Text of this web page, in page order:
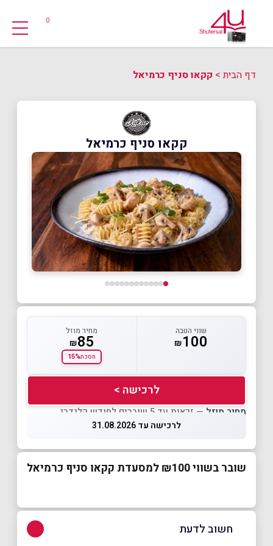
0
דף הבית> קקאו סניף כרמיאל
קקאו סניף כרמיאל
שווי הטבה
₪100
מחיר מוזל
₪85
חסכת15%
לרכישה >
מחיר מוזל — זכאות עד 5 שוברים לחודש קלנדרי
לרכישה עד 31.08.2026
שובר בשווי ₪100 למסעדת קקאו סניף כרמיאל
חשוב לדעת